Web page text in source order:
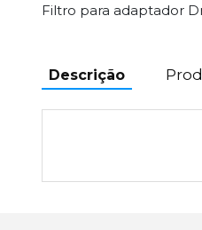
Filtro para adaptador
Descrição